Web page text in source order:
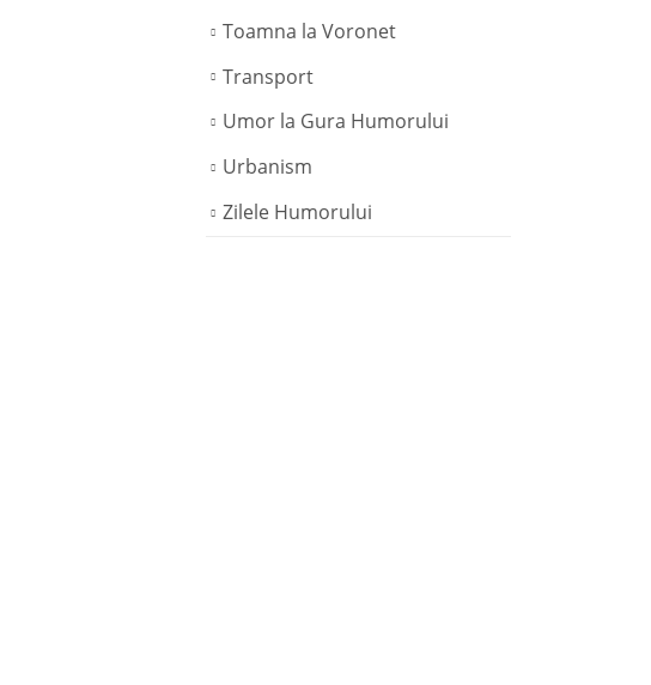
Toamna la Voronet
Transport
Umor la Gura Humorului
Urbanism
Zilele Humorului